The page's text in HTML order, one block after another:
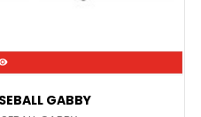
GABBY